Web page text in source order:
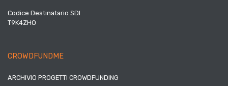
Codice Destinatario SDI
T9K4ZHO
CROWDFUNDME
ARCHIVIO PROGETTI CROWDFUNDING